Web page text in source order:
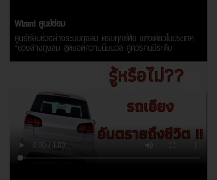
Wizard ศูนย์ซ่อม
ศูนย์ซ่อมช่วงล่างระบบถุงลม ครบทุกยี่ห้อ แห่งเดียวในประเทศ
“ช่วงล่างถุงลม สุดยอดความนิ่มนวล คู่ควรคนมีระดับ